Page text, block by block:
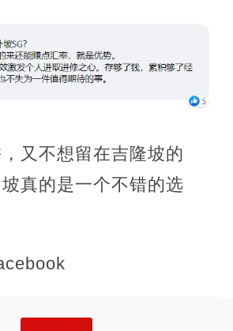
又不想留在吉隆坡的
真的是一个不错的选